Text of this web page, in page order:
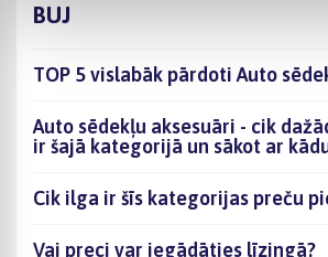
BUJ
TOP 5 vislabāk pārdoti Auto
Auto sēdekļu aksesuāri - cik
ir šajā kategorijā un sākot ar
Cik ilga ir šīs kategorijas preču
Vai preci var iegādāties līzingā?